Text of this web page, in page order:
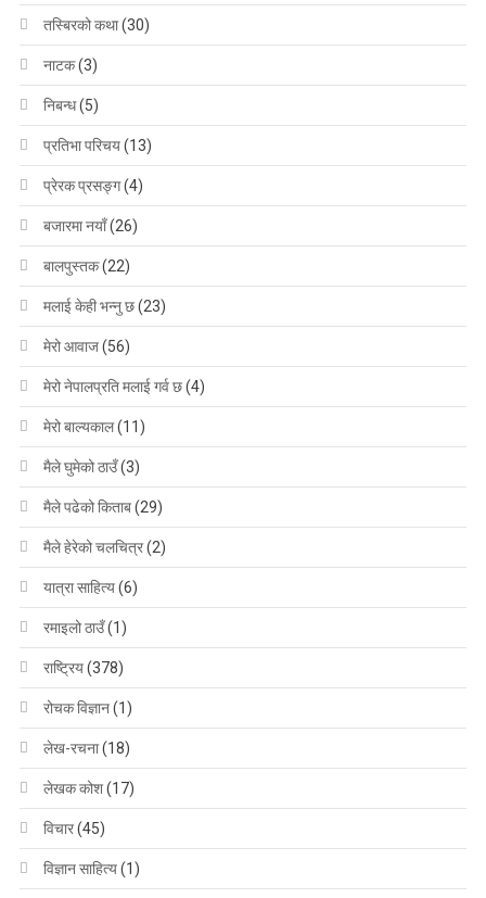
तस्बिरको कथा(30)
नाटक(3)
निबन्ध(5)
प्रतिभा परिचय(13)
प्रेरक प्रसङ्ग(4)
बजारमा नयाँ(26)
बालपुस्तक(22)
मलाई केही भन्नु छ(23)
मेरो आवाज(56)
मेरो नेपालप्रति मलाई गर्व छ(4)
मेरो बाल्यकाल(11)
मैले घुमेको ठाउँ(3)
मैले पढेको किताब(29)
मैले हेरेको चलचित्र(2)
यात्रा साहित्य(6)
रमाइलो ठाउँ(1)
राष्ट्रिय(378)
रोचक विज्ञान(1)
लेख-रचना(18)
लेखक कोश(17)
विचार(45)
विज्ञान साहित्य(1)